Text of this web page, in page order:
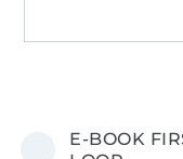
E-BOOK